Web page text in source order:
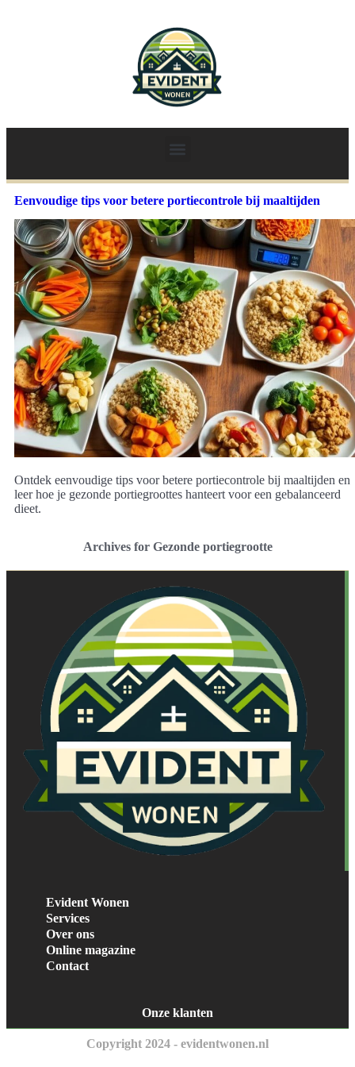
Eenvoudige tips voor betere portiecontrole bij maaltijden
Ontdek eenvoudige tips voor betere portiecontrole bij maaltijden en
leer hoe je gezonde portiegroottes hanteert voor een gebalanceerd
dieet.
Archives for Gezonde portiegrootte
Evident Wonen
Services
Over ons
Online magazine
Contact
Onze klanten
Copyright 2024 - evidentwonen.nl